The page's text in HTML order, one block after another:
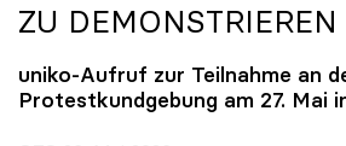
ZU
uniko-Aufruf zur Teilnahme an
Protestkundgebung am 27. Mai